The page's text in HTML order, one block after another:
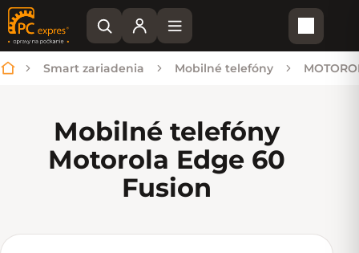
Domov
Smart zariadenia Mobilné telefóny
Mobilné telefóny
Motorola Edge 60
Fusion